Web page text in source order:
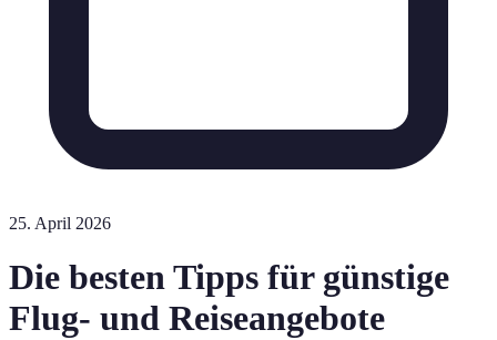
25. April 2026
Die besten Tipps für günstige
Flug- und Reiseangebote